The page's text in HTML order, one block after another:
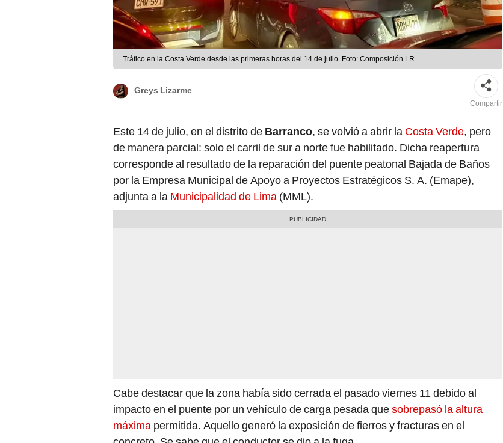
Tráfico en la Costa Verde desde las primeras horas del 14 de julio. Foto: Composición LR
Greys Lizarme
Compartir
Este 14 de julio, en el distrito de Barranco, se volvió a abrir la Costa Verde, pero
de manera parcial: solo el carril de sur a norte fue habilitado. Dicha reapertura
corresponde al resultado de la reparación del puente peatonal Bajada de Baños
por la Empresa Municipal de Apoyo a Proyectos Estratégicos S. A. (Emape),
adjunta a la Municipalidad de Lima (MML).
Cabe destacar que la zona había sido cerrada el pasado viernes 11 debido al
impacto en el puente por un vehículo de carga pesada quesobrepasó la altura
máxima permitida. Aquello generó la exposición de fierros y fracturas en el